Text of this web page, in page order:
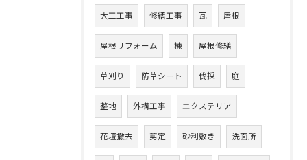
大工工事 修繕工事 瓦 屋根
屋根リフォーム 棟 屋根修繕
草刈り 防草シート 伐採 庭
整地 外構工事 エクステリア
花壇撤去 剪定 砂利敷き 洗面所